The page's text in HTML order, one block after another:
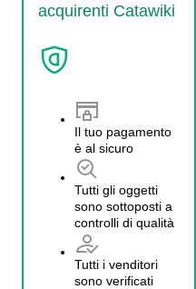
acquirenti Catawiki
Il tuo pagamento
è al sicuro
Tutti gli oggetti
sono sottoposti a
controlli di qualità
Tutti i venditori
sono verificati